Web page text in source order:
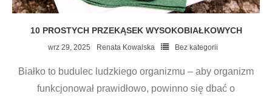
10 PROSTYCH PRZEKĄSEK WYSOKOBIAŁKOWYCH
wrz 29, 2025 Renata Kowalska Bez kategorii
Białko to budulec ludzkiego organizmu – aby organizm
funkcjonował prawidłowo, powinno się dbać o